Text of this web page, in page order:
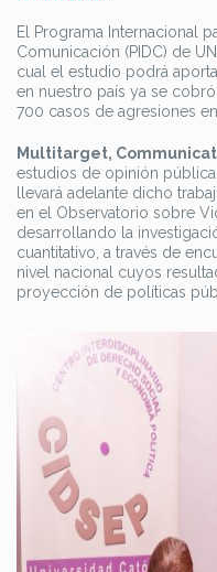
El Programa Internacional
Comunicación (PIDC) de
cual el estudio podrá
en nuestro país ya se
700 casos de agresiones
Multitarget,
estudios de opinión
llevará adelante dicho
en el Observatorio sobre
desarrollando la
cuantitativo, a través de
nivel nacional cuyos
proyección de políticas